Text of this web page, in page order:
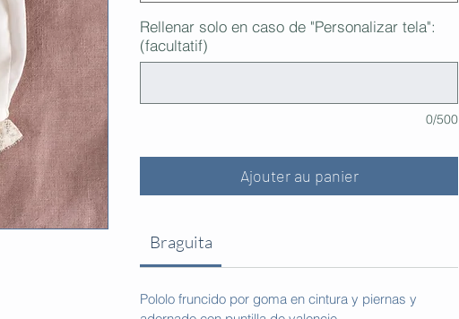
Rellenar solo en caso de "Personalizar tela":
(facultatif)
0/500
Ajouter au panier
Braguita
Pololo fruncido por goma en cintura y piernas y